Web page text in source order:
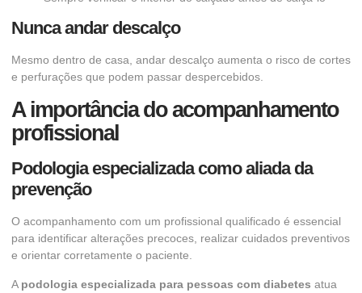
Nunca andar descalço
Mesmo dentro de casa, andar descalço aumenta o risco de cortes
e perfurações que podem passar despercebidos.
A importância do acompanhamento
profissional
Podologia especializada como aliada da
prevenção
O acompanhamento com um profissional qualificado é essencial
para identificar alterações precoces, realizar cuidados preventivos
e orientar corretamente o paciente.
A podologia especializada para pessoas com diabetes atua